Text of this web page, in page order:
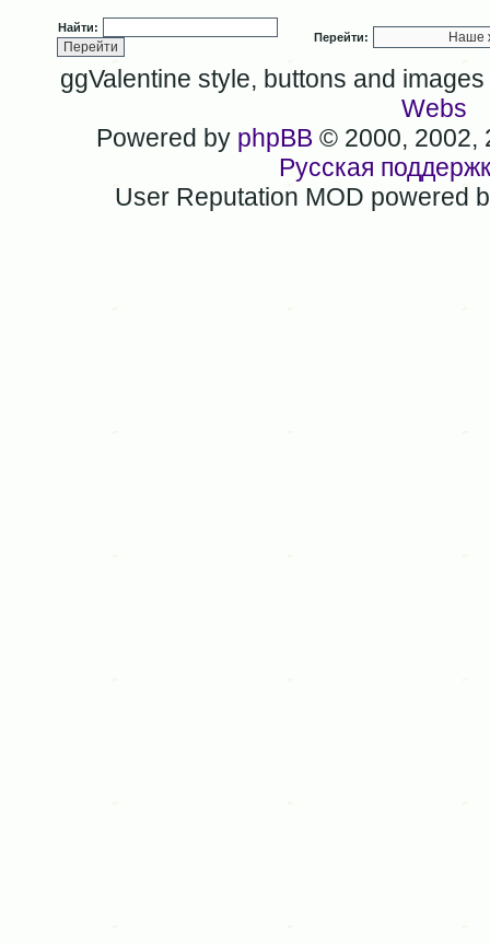
Найти:
Перейти:
ggValentine style, buttons and
Webs
Powered by phpBB © 2000, 2002,
Русская
User Reputation MOD powered